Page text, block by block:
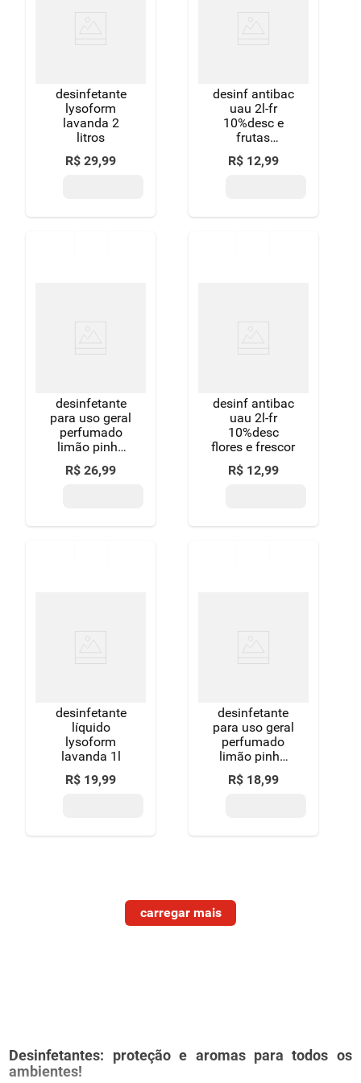
desinfetante
lysoform
lavanda 2
litros
R$ 29,99
desinf antibac
uau 2l-fr
10%desc e
frutas
vermelhas
R$ 12,99
desinfetante
para uso geral
perfumado
limão pinho
sol frasco
1,75l
R$ 26,99
desinf antibac
uau 2l-fr
10%desc
flores e frescor
R$ 12,99
desinfetante
líquido
lysoform
lavanda 1l
R$ 19,99
desinfetante
para uso geral
perfumado
limão pinho
sol frasco 1l
R$ 18,99
Desinfetantes: proteção e aromas para todos os
ambientes!